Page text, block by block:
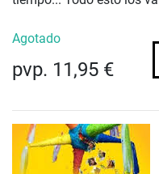
Agotado
pvp. 11,95 €